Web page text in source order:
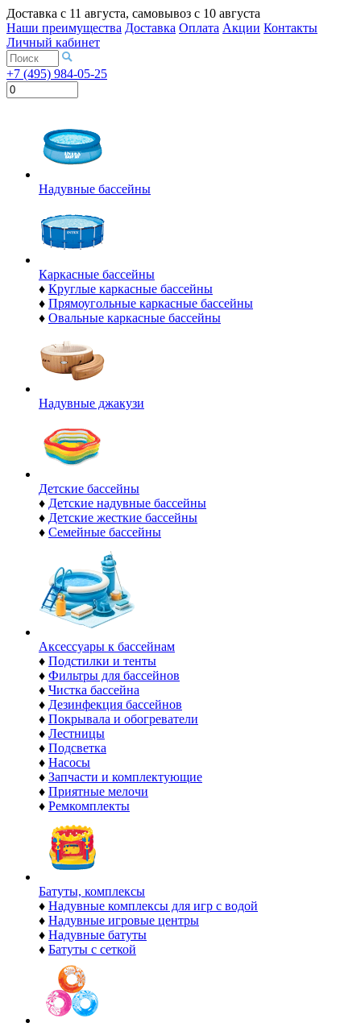
Доставка с 11 августа, самовывоз с 10 августа
Наши преимущества Доставка Оплата Акции Контакты
Личный кабинет
+7 (495) 984-05-25
Надувные бассейны
Каркасные бассейны
♦ Круглые каркасные бассейны
♦ Прямоугольные каркасные бассейны
♦ Овальные каркасные бассейны
Надувные джакузи
Детские бассейны
♦ Детские надувные бассейны
♦ Детские жесткие бассейны
♦ Семейные бассейны
Аксессуары к бассейнам
♦ Подстилки и тенты
♦ Фильтры для бассейнов
♦ Чистка бассейна
♦ Дезинфекция бассейнов
♦ Покрывала и обогреватели
♦ Лестницы
♦ Подсветка
♦ Насосы
♦ Запчасти и комплектующие
♦ Приятные мелочи
♦ Ремкомплекты
Батуты, комплексы
♦ Надувные комплексы для игр с водой
♦ Надувные игровые центры
♦ Надувные батуты
♦ Батуты с сеткой